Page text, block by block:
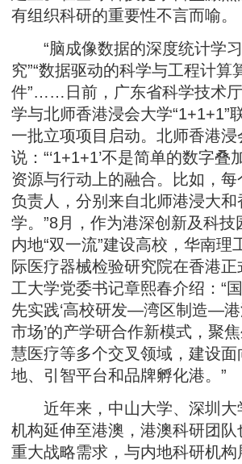
有组织科研的重要性不言而喻。
“脑成像数据的深度统计学习
究”“数据驱动的科学与工程计算
件”……日前，广东省科学技术
学与北师香港浸会大学“1+1+1”
一批立项项目启动。北师香港
说：“‘1+1+1’不是简单的数字叠
资源与行动上的融合。比如，每
负责人，分别来自北师港浸大和
学。”8月，作为港深创新及科
内地“双一流”建设高校，华南理
际医疗器械检验研究院在香港
工大学党委书记章熙春介绍：“
先实践‘高校研发—湾区制造—
市场’的产学研合作新模式，聚
慧医疗等多个交叉领域，建设
地、引智平台和品牌孵化港。”
近年来，中山大学、深圳大
机构延伸至港澳，港澳科研团
重大战略需求，与内地科研机